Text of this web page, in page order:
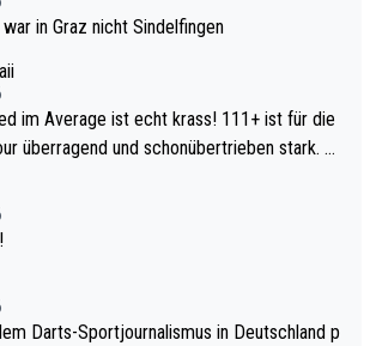
in Graz nicht Sindelfingen
ist echt krass! 111+ ist für die
überragend und schonübertrieben stark. U
Darts-Sportjournalismus in Deutschland p